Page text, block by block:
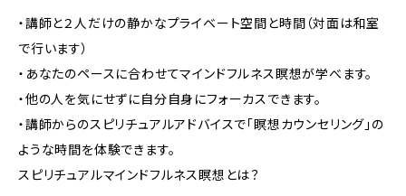
・講師と２人だけの静かなプライベート空間と時間（対面は和室
で行います）
・あなたのペースに合わせてマインドフルネス瞑想が学べます。
・他の人を気にせずに自分自身にフォーカスできます。
・講師からのスピリチュアルアドバイスで「瞑想カウンセリング」の
ような時間を体験できます。
スピリチュアルマインドフルネス瞑想とは？